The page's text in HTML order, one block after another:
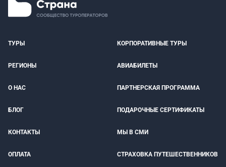
ТУРЫ КОРПОРАТИВНЫЕ ТУРЫ
РЕГИОНЫ АВИАБИЛЕТЫ
О НАС ПАРТНЕРСКАЯ ПРОГРАММА
БЛОГ ПОДАРОЧНЫЕ СЕРТИФИКАТЫ
КОНТАКТЫ МЫ В СМИ
ОПЛАТА СТРАХОВКА ПУТЕШЕСТВЕННИКОВ